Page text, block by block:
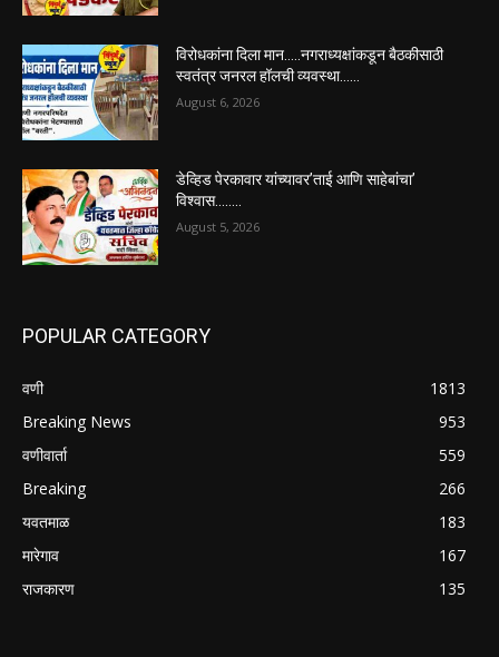
विरोधकांना दिला मान…..नगराध्यक्षांकडून बैठकीसाठी
स्वतंत्र जनरल हॉलची व्यवस्था……
August 6, 2026
डेव्हिड पेरकावार यांच्यावर’ताई आणि साहेबांचा’
विश्वास……..
August 5, 2026
POPULAR CATEGORY
वणी
1813
Breaking News
953
वणीवार्ता
559
Breaking
266
यवतमाळ
183
मारेगाव
167
राजकारण
135